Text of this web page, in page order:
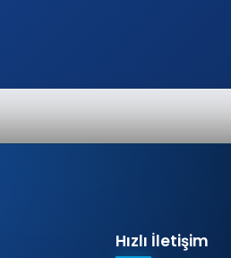
Hızlı İletişim